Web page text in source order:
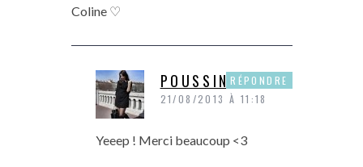
Coline ♡
POUSSINE
21/08/2013 À 11:18
Yeeep ! Merci beaucoup <3
RÉPONDRE